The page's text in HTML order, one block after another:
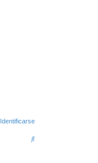
Identificarse
B